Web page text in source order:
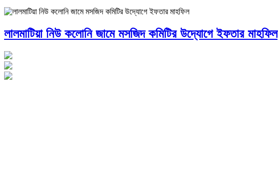
লালমাটিয়া নিউ কলোনি জামে মসজিদ কমিটির উদ্যোগে ইফতার মাহফিল